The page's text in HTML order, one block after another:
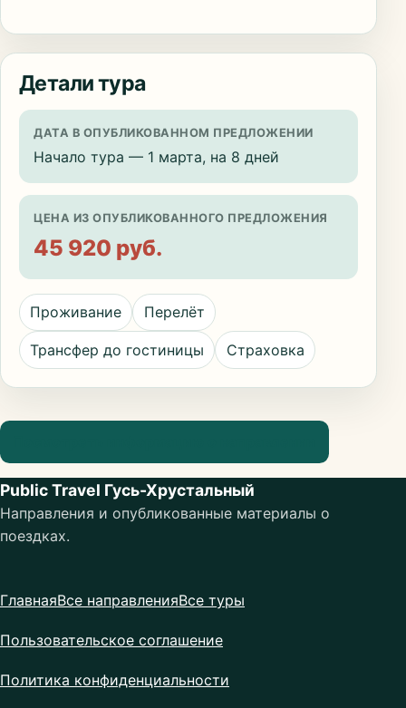
Детали тура
ДАТА В ОПУБЛИКОВАННОМ ПРЕДЛОЖЕНИИ
Начало тура — 1 марта, на 8 дней
ЦЕНА ИЗ ОПУБЛИКОВАННОГО ПРЕДЛОЖЕНИЯ
45 920 руб.
Проживание Перелёт
Трансфер до гостиницы Страховка
Public Travel Гусь-Хрустальный
Направления и опубликованные материалы о
поездках.
ГлавнаяВсе направленияВсе туры
Пользовательское соглашение
Политика конфиденциальности